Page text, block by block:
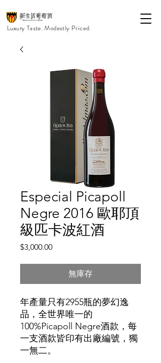
Luxury Taste. Modestly Priced.
Especial Picapoll
Negre 2016 歐耶頂
級匹卡波紅酒
$3,000.00價
無庫存
年產量只有2955瓶的夢幻逸
品，全世界唯一的
100%Picapoll Negre酒款，每
一支酒款皆印有出廠編號，獨
一無二。